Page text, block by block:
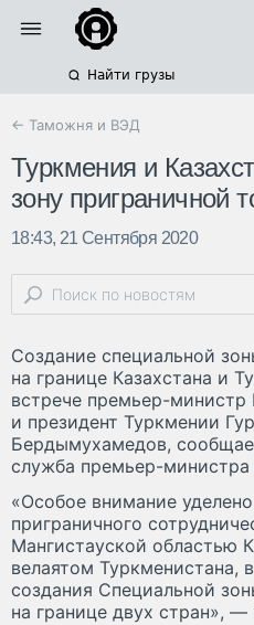
Найти грузы
← Таможня и ВЭД
Туркмения и
зону приграничной
18:43, 21 Сентября 2020
Создание специальной
на границе Казахстана и
встрече премьер-
и президент Туркмении
Бердымухамедов,
служба премьер-министра
«Особое внимание
приграничного
Мангистауской областью
велаятом Туркменистана,
создания Специальной
на границе двух стран»,